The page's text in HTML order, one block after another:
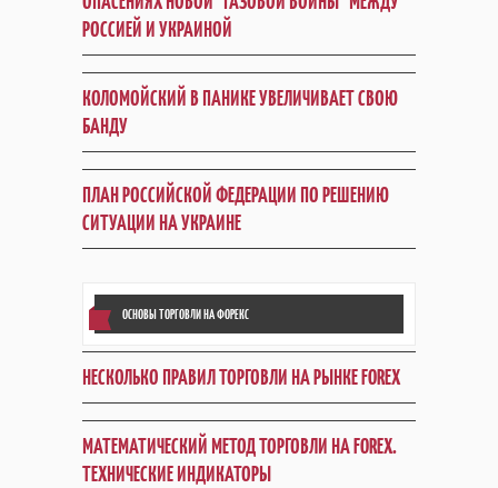
РОССИЕЙ И УКРАИНОЙ
КОЛОМОЙСКИЙ В ПАНИКЕ УВЕЛИЧИВАЕТ СВОЮ
БАНДУ
ПЛАН РОССИЙСКОЙ ФЕДЕРАЦИИ ПО РЕШЕНИЮ
СИТУАЦИИ НА УКРАИНЕ
ОСНОВЫ ТОРГОВЛИ НА ФОРЕКС
НЕСКОЛЬКО ПРАВИЛ ТОРГОВЛИ НА РЫНКЕ FOREX
МАТЕМАТИЧЕСКИЙ МЕТОД ТОРГОВЛИ НА FOREX.
ТЕХНИЧЕСКИЕ ИНДИКАТОРЫ